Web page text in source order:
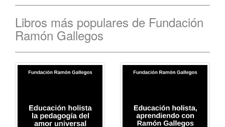
Libros más populares de Fundación
Ramón Gallegos